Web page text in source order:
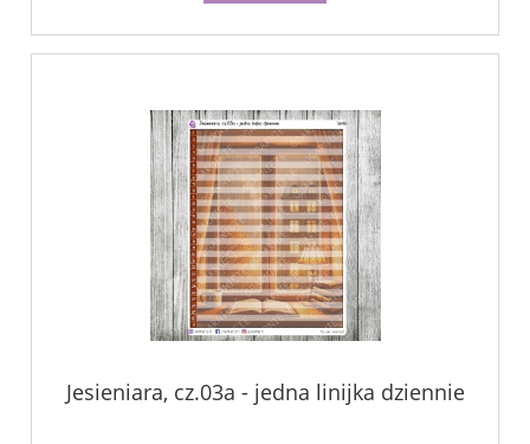
Jesieniara, cz.03a - jedna linijka dziennie